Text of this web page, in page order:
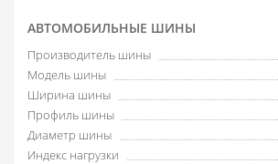
АВТОМОБИЛЬНЫЕ ШИНЫ
Производитель шины
Модель шины
Ширина шины
Профиль шины
Диаметр шины
Индекс нагрузки